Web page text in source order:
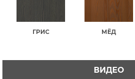
ГРИС МЁД
ВИДЕО